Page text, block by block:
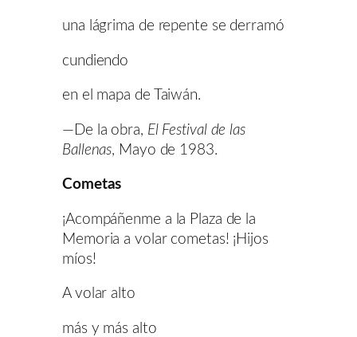
una lágrima de repente se derramó
cundiendo
en el mapa de Taiwán.
—De la obra, El Festival de las
Ballenas, Mayo de 1983.
Cometas
¡Acompáñenme a la Plaza de la
Memoria a volar cometas! ¡Hijos
míos!
A volar alto
más y más alto